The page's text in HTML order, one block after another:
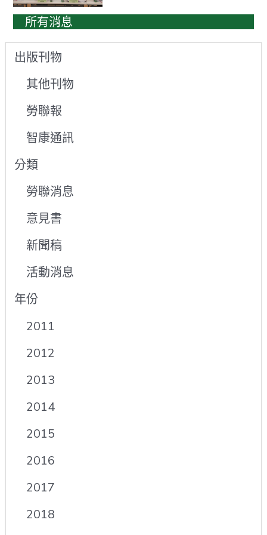
所有消息
出版刊物
其他刊物
勞聯報
智康通訊
分類
勞聯消息
意見書
新聞稿
活動消息
年份
2011
2012
2013
2014
2015
2016
2017
2018